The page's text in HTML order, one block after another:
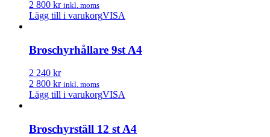
2 800 kr inkl. moms
Lägg till i varukorgVISA
Broschyrhållare 9st A4
2 240 kr
2 800 kr inkl. moms
Lägg till i varukorgVISA
Broschyrställ 12 st A4